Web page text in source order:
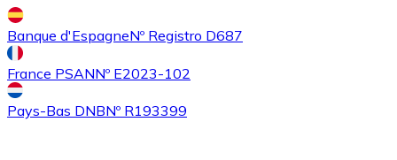
Acheter
ETC
Banque d'EspagneNº Registro D687
France PSANNº E2023-102
Pays-Bas DNBNº R193399